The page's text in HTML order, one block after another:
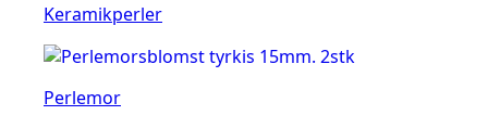
Keramikperler
Perlemor